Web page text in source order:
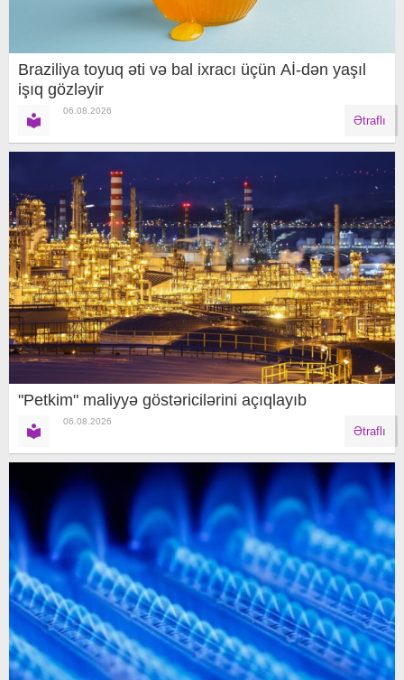
Braziliya toyuq əti və bal ixracı üçün Aİ-dən yaşıl
işıq gözləyir
06.08.2026
Ətraflı
"Petkim" maliyyə göstəricilərini açıqlayıb
06.08.2026
Ətraflı